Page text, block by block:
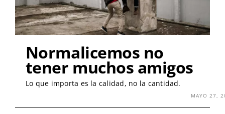
Normalicemos no
tener muchos amigos
Lo que importa es la calidad, no la cantidad.
MAYO 27,